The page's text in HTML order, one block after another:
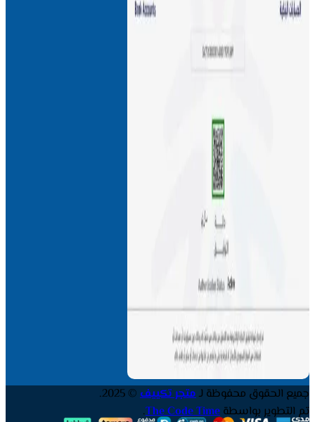
جميع الحقوق محفوظة لـمتجر تكييف © 2025.
تم التطوير بواسطةThe Code Time
.